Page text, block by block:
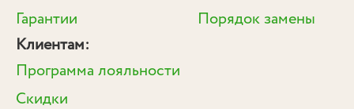
Гарантии
Порядок замены
Клиентам:
Программа лояльности
Скидки